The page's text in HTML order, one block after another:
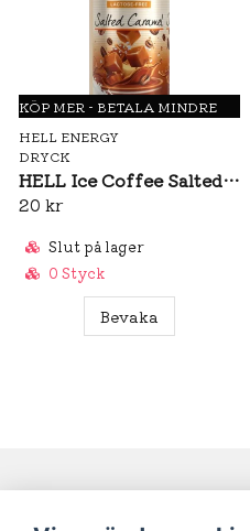
KÖP MER - BETALA MINDRE
HELL ENERGY
DRYCK
HELL Ice Coffee Salted Caramel 250ml
20 kr
Slut på lager
0 Styck
Bevaka